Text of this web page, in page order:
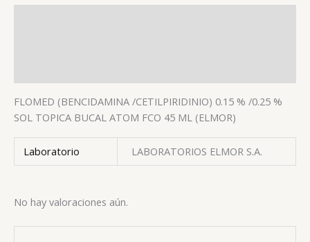
FLOMED (BENCIDAMINA /CETILPIRIDINIO) 0.15 % /0.25 %
SOL TOPICA BUCAL ATOM FCO 45 ML (ELMOR)
Laboratorio LABORATORIOS ELMOR S.A.
No hay valoraciones aún.